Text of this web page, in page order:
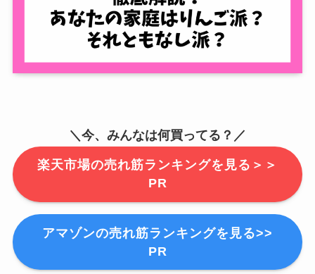
＼今、みんなは何買ってる？／
楽天市場の売れ筋ランキングを見る＞＞
PR
アマゾンの売れ筋ランキングを見る>>
PR